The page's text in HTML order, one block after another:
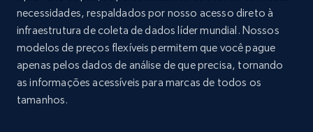
Title, Seller name, Brand, Description, Initial
price, Currency, Availability, Reviews count, and
more.
375+ Comece agora
necessidades, respaldados por nosso acesso direto à
infraestrutura de coleta de dados líder mundial. Nossos
modelos de preços flexíveis permitem que você pague
apenas pelos dados de análise de que precisa, tornando
as informações acessíveis para marcas de todos os
tamanhos.